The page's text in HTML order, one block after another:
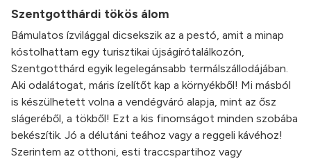
Szentgotthárdi tökös álom
Bámulatos ízvilággal dicsekszik az a pestó, amit a minap
kóstolhattam egy turisztikai újságírótalálkozón,
Szentgotthárd egyik legelegánsabb termálszállodájában.
Aki odalátogat, máris ízelítőt kap a környékből! Mi másból
is készülhetett volna a vendégváró alapja, mint az ősz
slágeréből, a tökből! Ezt a kis finomságot minden szobába
bekészítik. Jó a délutáni teához vagy a reggeli kávéhoz!
Szerintem az otthoni, esti traccspartihoz vagy